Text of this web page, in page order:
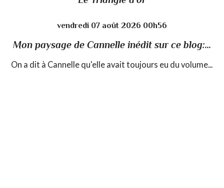
vendredi 07 août 2026 00h56
Mon paysage de Cannelle inédit sur ce blog:...
On a dit à Cannelle qu'elle avait toujours eu du volume...